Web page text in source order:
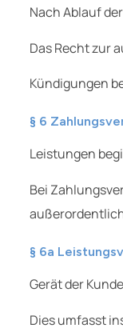
Nach Ablauf
Das Recht zur
Kündigungen
§ 6
Leistungen
Bei
§ 6a
Gerät der
Dies umfasst